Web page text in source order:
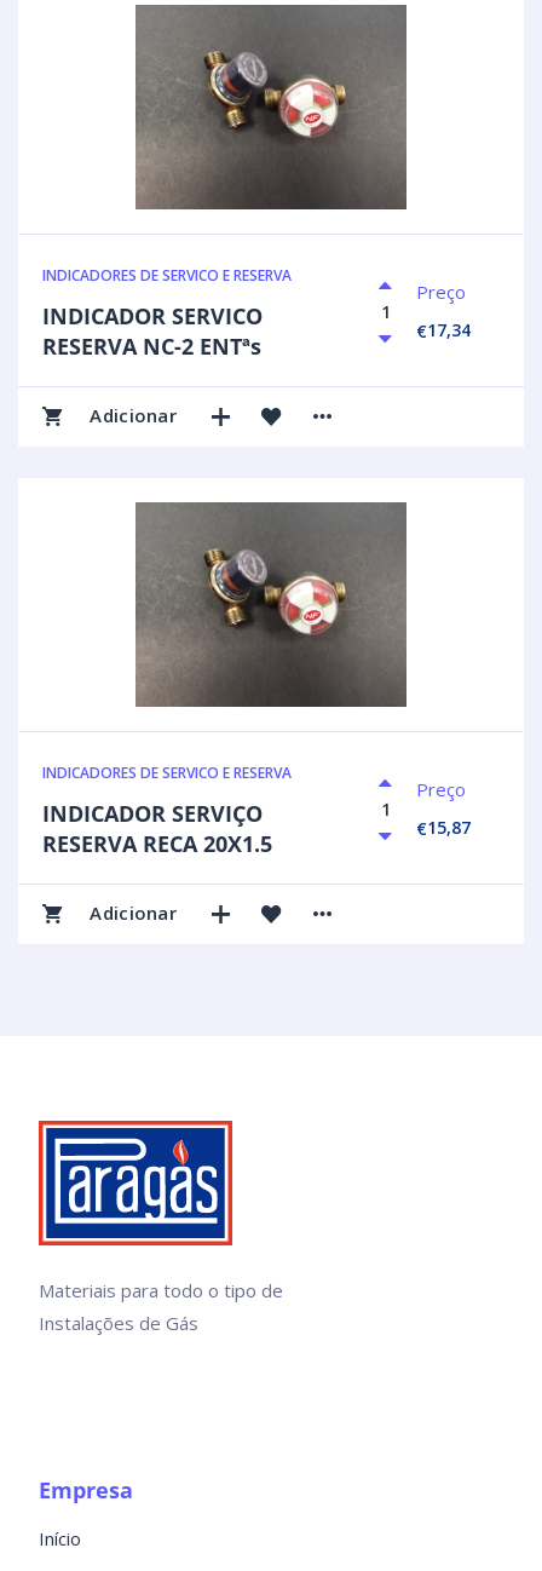
INDICADORES DE SERVICO E RESERVA
INDICADOR SERVICO
RESERVA NC-2 ENTªs
Preço
€17,34
Adicionar
INDICADORES DE SERVICO E RESERVA
INDICADOR SERVIÇO
RESERVA RECA 20X1.5
Preço
€15,87
Adicionar
Materiais para todo o tipo de
Instalações de Gás
Empresa
Início